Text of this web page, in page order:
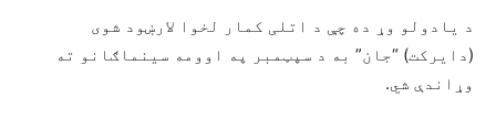
د یادولو وړ ده چې د اتلی کمار لخوا لارښود شوی
(دایرکت) “جان” به د سپټمبر په اوومه سینماګانو ته
وړاندې شي.